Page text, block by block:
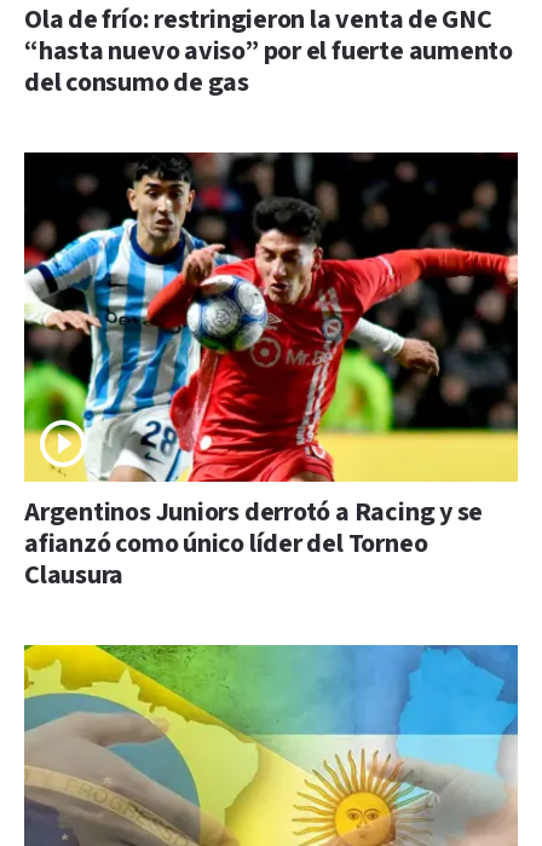
Ola de frío: restringieron la venta de GNC
“hasta nuevo aviso” por el fuerte aumento
del consumo de gas
Argentinos Juniors derrotó a Racing y se
afianzó como único líder del Torneo
Clausura